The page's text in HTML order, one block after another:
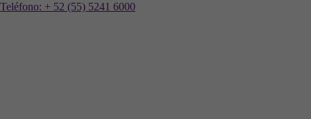
Teléfono: + 52 (55) 5241 6000